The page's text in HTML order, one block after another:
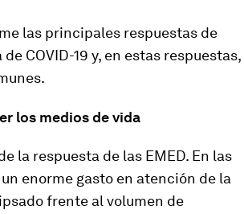
las principales respuestas de
COVID-19 y, en estas respuestas,
los medios de vida
la respuesta de las EMED. En las
enorme gasto en atención de la
frente al volumen de